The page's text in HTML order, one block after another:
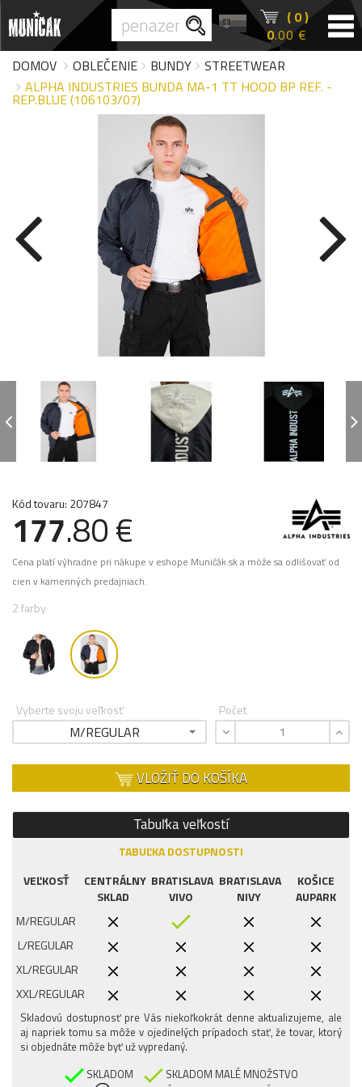
( 0 )
0.00 €
DOMOV
OBLEČENIE BUNDY
STREETWEAR
ALPHA INDUSTRIES BUNDA MA-1 TT HOOD BP REF. -
REP.BLUE (106103/07)
Kód tovaru: 207847
177.80 €
Cena platí výhradne pri nákupe v eshope Muničák.sk a môže sa odlišovať od
cien v kamenných predajniach.
2 farby
Vyberte svoju veľkosť
M/REGULAR
Počet
VLOŽIŤ DO KOŠÍKA
Tabuľka veľkostí
TABUĽKA DOSTUPNOSTI
VEĽKOSŤ
CENTRÁLNY
SKLAD
BRATISLAVA
VIVO
BRATISLAVA
NIVY
KOŠICE
AUPARK
M/REGULAR
L/REGULAR
XL/REGULAR
XXL/REGULAR
Skladovú dostupnosť pre Vás niekoľkokrát denne aktualizujeme, ale
aj napriek tomu sa môže v ojedinelých prípadoch stať, že tovar, ktorý
si objednáte môže byť už vypredaný.
SKLADOM
SKLADOM MALÉ MNOŽSTVO